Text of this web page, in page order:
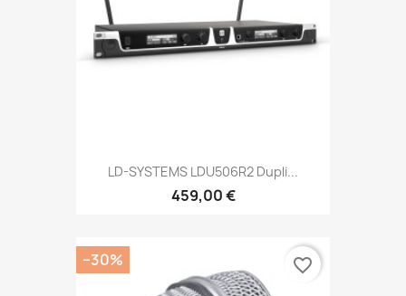
LD-SYSTEMS LDU506R2 Dupli...
459,00 €
−30% favorite_border